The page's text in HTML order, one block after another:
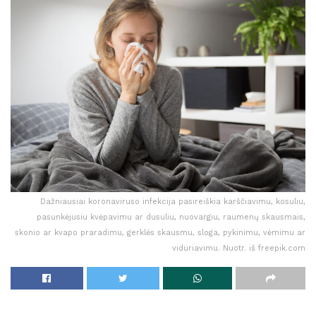
Dažniausiai koronaviruso infekcija pasireiškia karščiavimu, kosuliu,
pasunkėjusiu kvėpavimu ar dusuliu, nuovargiu, raumenų skausmais,
skonio ar kvapo praradimu, gerklės skausmu, sloga, pykinimu, vėmimu ar
viduriavimu. Nuotr. iš freepik.com